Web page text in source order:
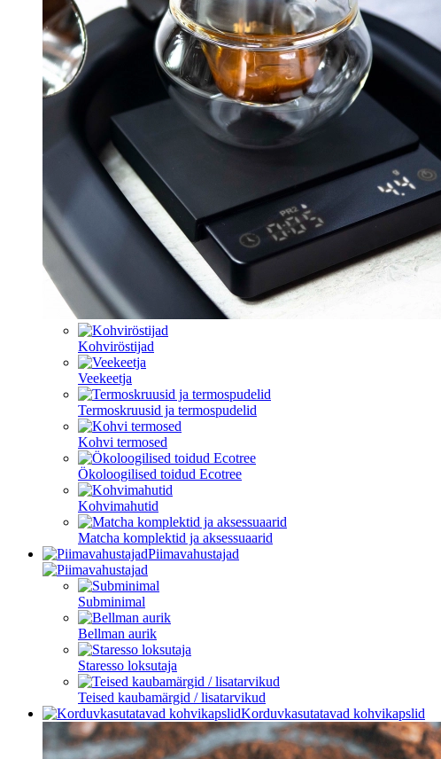
Kohviröstijad
Veekeetja
Termoskruusid ja termospudelid
Kohvi termosed
Ökoloogilised toidud Ecotree
Kohvimahutid
Matcha komplektid ja aksessuaarid
Piimavahustajad
Subminimal
Bellman aurik
Staresso loksutaja
Teised kaubamärgid / lisatarvikud
Korduvkasutatavad kohvikapslid